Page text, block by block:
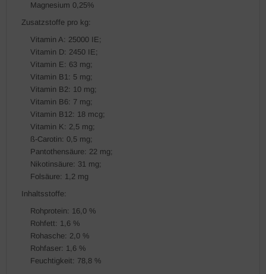
Magnesium 0,25%
Zusatzstoffe pro kg:
Vitamin A: 25000 IE;
Vitamin D: 2450 IE;
Vitamin E: 63 mg;
Vitamin B1: 5 mg;
Vitamin B2: 10 mg;
Vitamin B6: 7 mg;
Vitamin B12: 18 mcg;
Vitamin K: 2,5 mg;
ß-Carotin: 0,5 mg;
Pantothensäure: 22 mg;
Nikotinsäure: 31 mg;
Folsäure: 1,2 mg
Inhaltsstoffe:
Rohprotein: 16,0 %
Rohfett: 1,6 %
Rohasche: 2,0 %
Rohfaser: 1,6 %
Feuchtigkeit: 78,8 %